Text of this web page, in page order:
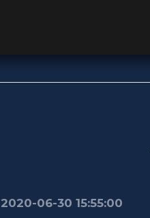
2020-06-30 15:55:00